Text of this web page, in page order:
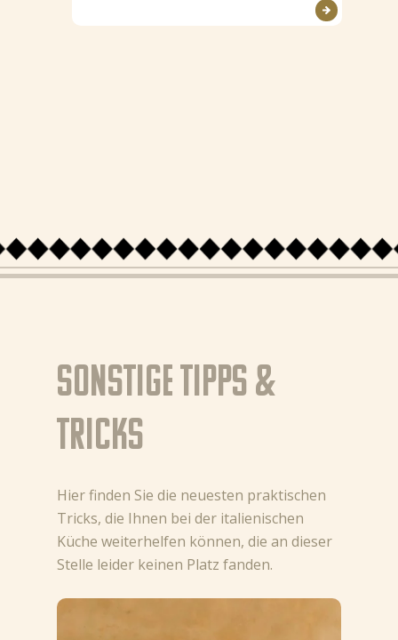
Sonstige Tipps &
Tricks
Hier finden Sie die neuesten praktischen
Tricks, die Ihnen bei der italienischen
Küche weiterhelfen können, die an dieser
Stelle leider keinen Platz fanden.